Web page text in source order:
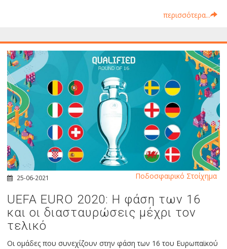
περισσότερα...
25-06-2021
UEFA EURO 2020: Η φάση των 16
και οι διασταυρώσεις μέχρι τον
τελικό
Οι ομάδες που συνεχίζουν στην φάση των 16 του Ευρωπαϊκού
Ποδοσφαιρικό Στοίχημα